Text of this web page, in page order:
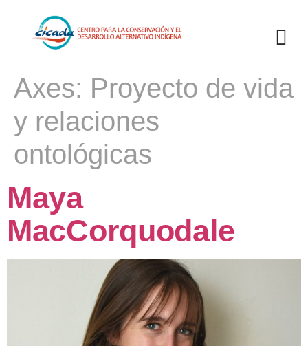
Axes: Proyecto de vida
y relaciones
ontológicas
Maya
MacCorquodale